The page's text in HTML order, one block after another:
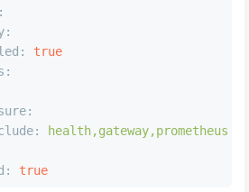
true
health,gateway,prometheus
true